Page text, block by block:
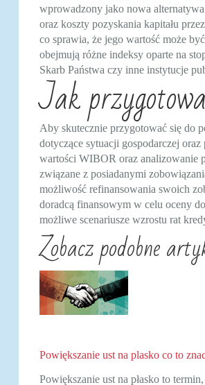
wprowadzony jako nowa
oraz koszty pozyskania kapitału
co sprawia, że jego wartość może
obejmują różne indeksy oparte na
Skarb Państwa czy inne instytucje
Jak
Aby skutecznie przygotować się do
dotyczące sytuacji gospodarczej
wartości WIBOR oraz analizowanie
związane z posiadanymi
możliwość refinansowania swoich
doradcą finansowym w celu oceny
możliwe scenariusze wzrostu rat
Zobacz podobne
Powiększanie ust na plasko co to
Powiększanie ust na płasko to